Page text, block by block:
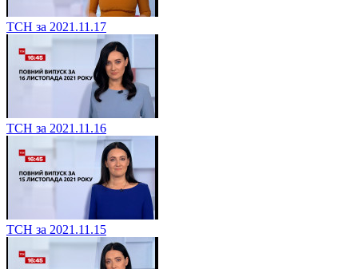
ТСН за 2021.11.17
ТСН за 2021.11.16
ТСН за 2021.11.15